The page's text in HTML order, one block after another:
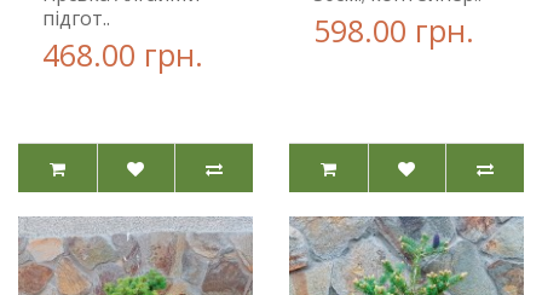
підгот..
468.00 грн.
598.00 грн.